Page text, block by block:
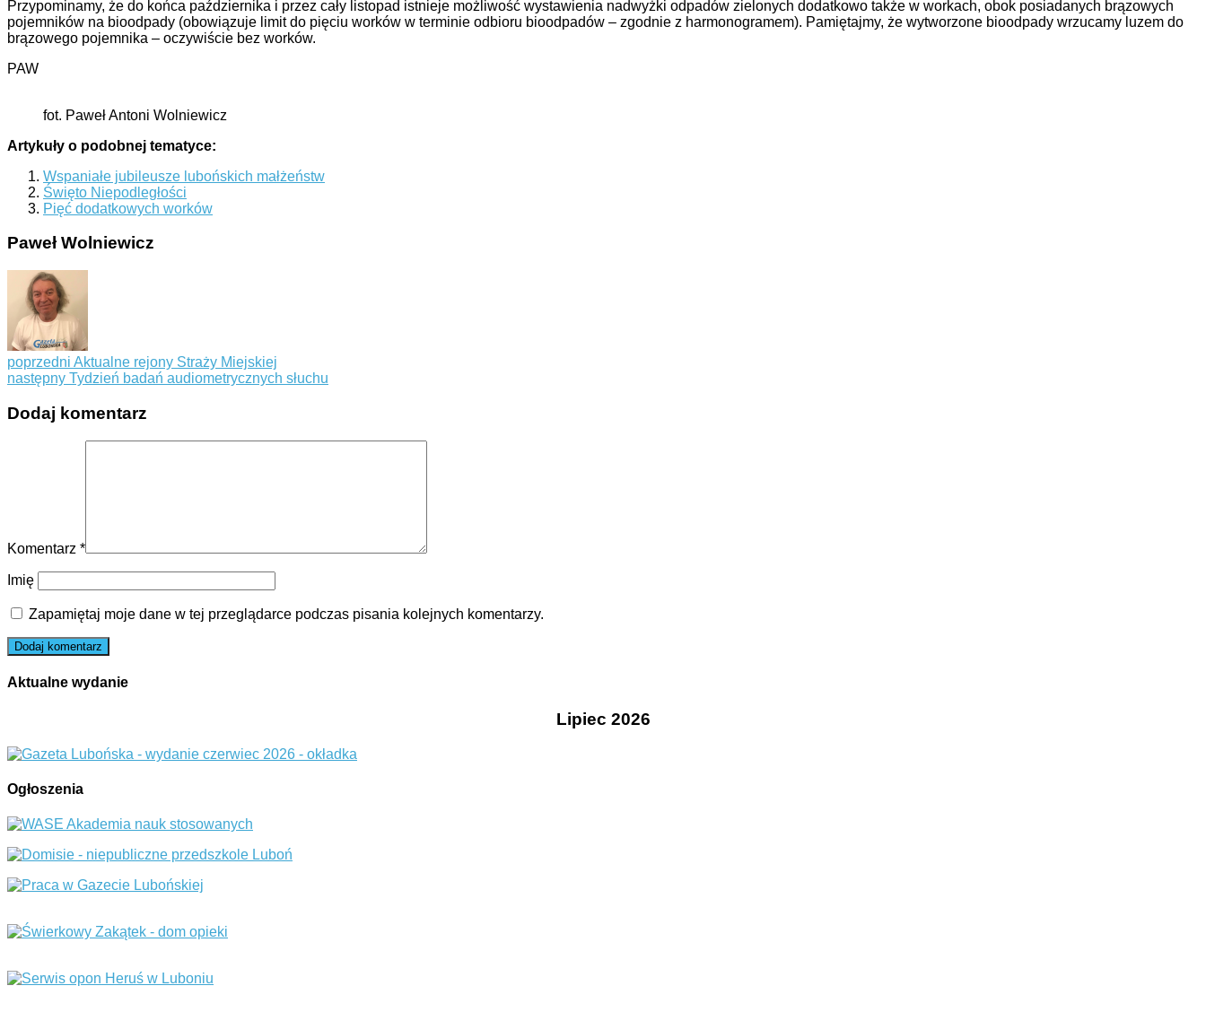
Przypominamy, że do końca października i przez cały listopad istnieje możliwość wystawienia nadwyżki odpadów zielonych dodatkowo także w workach, obok posiadanych brązowych
pojemników na bioodpady (obowiązuje limit do pięciu worków w terminie odbioru bioodpadów – zgodnie z harmonogramem). Pamiętajmy, że wytworzone bioodpady wrzucamy luzem do
brązowego pojemnika – oczywiście bez worków.
PAW
fot. Paweł Antoni Wolniewicz
Artykuły o podobnej tematyce:
Wspaniałe jubileusze lubońskich małżeństw
Święto Niepodległości
Pięć dodatkowych worków
Paweł Wolniewicz
poprzedni Aktualne rejony Straży Miejskiej
następny Tydzień badań audiometrycznych słuchu
Dodaj komentarz
Komentarz *
Imię
Zapamiętaj moje dane w tej przeglądarce podczas pisania kolejnych komentarzy.
Aktualne wydanie
Lipiec 2026
Ogłoszenia